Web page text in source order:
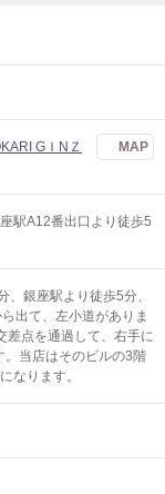
GＩNＺ
MAP
駅A12番出口より徒歩5
銀座駅より徒歩5分、
出て、左小道がありま
差点を通過して、右手に
。当店はそのビルの3階
なります。